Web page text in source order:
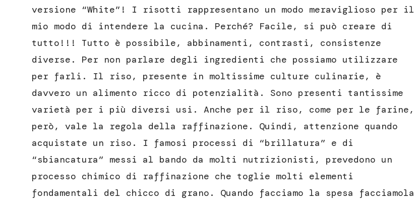
versione “White”! I risotti rappresentano un modo meraviglioso per il
mio modo di intendere la cucina. Perché? Facile, si può creare di
tutto!!! Tutto è possibile, abbinamenti, contrasti, consistenze
diverse. Per non parlare degli ingredienti che possiamo utilizzare
per farli. Il riso, presente in moltissime culture culinarie, è
davvero un alimento ricco di potenzialità. Sono presenti tantissime
varietà per i più diversi usi. Anche per il riso, come per le farine,
però, vale la regola della raffinazione. Quindi, attenzione quando
acquistate un riso. I famosi processi di “brillatura” e di
“sbiancatura” messi al bando da molti nutrizionisti, prevedono un
processo chimico di raffinazione che toglie molti elementi
fondamentali del chicco di grano. Quando facciamo la spesa facciamola